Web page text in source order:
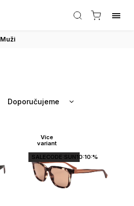
Muži
Doporučujeme
Nejdražší
Abecedně
Více
variant
SALECODE:SUN10:10:%